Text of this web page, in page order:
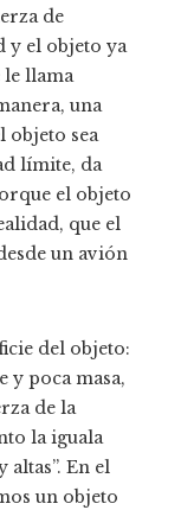
de
y el objeto ya
le llama
una
objeto sea
límite, da
el objeto
que el
un avión
del objeto:
y poca masa,
de la
la iguala
En el
un objeto